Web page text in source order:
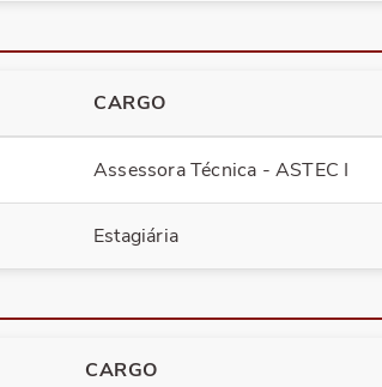
CARGO
Assessora Técnica - ASTEC I
Estagiária
CARGO